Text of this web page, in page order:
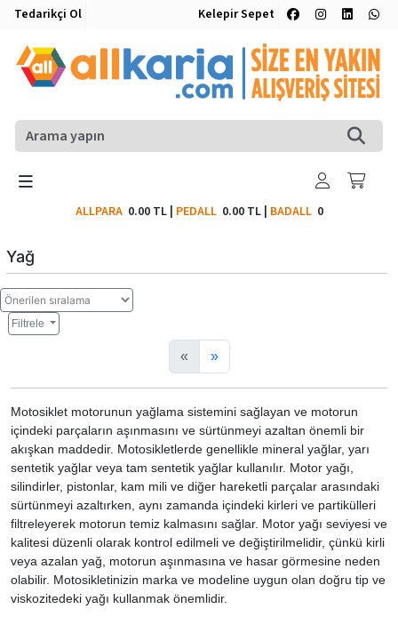
Tedarikçi Ol Kelepir Sepet
ALLPARA 0.00 TL| PEDALL 0.00 TL| BADALL0
Yağ
Filtrele
« »
Motosiklet motorunun yağlama sistemini sağlayan ve motorun
içindeki parçaların aşınmasını ve sürtünmeyi azaltan önemli bir
akışkan maddedir. Motosikletlerde genellikle mineral yağlar, yarı
sentetik yağlar veya tam sentetik yağlar kullanılır. Motor yağı,
silindirler, pistonlar, kam mili ve diğer hareketli parçalar arasındaki
sürtünmeyi azaltırken, aynı zamanda içindeki kirleri ve partikülleri
filtreleyerek motorun temiz kalmasını sağlar. Motor yağı seviyesi ve
kalitesi düzenli olarak kontrol edilmeli ve değiştirilmelidir, çünkü kirli
veya azalan yağ, motorun aşınmasına ve hasar görmesine neden
olabilir. Motosikletinizin marka ve modeline uygun olan doğru tip ve
viskozitedeki yağı kullanmak önemlidir.